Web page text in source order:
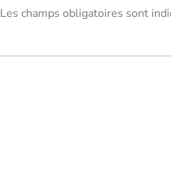
Les champs obligatoires sont